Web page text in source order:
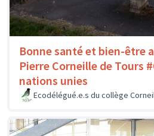
Bonne santé et bien-être
Pierre Corneille de Tours
nations unies
Ecodélégué.e.s du collège